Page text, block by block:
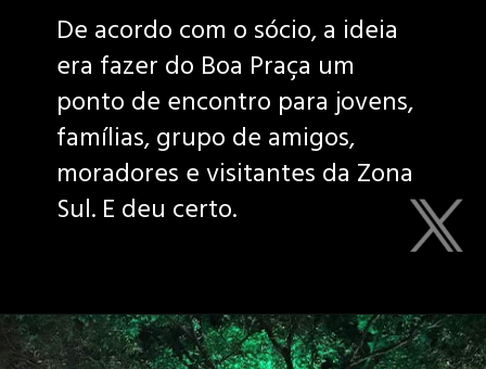
De acordo com o sócio, a ideia
era fazer do Boa Praça um
ponto de encontro para jovens,
famílias, grupo de amigos,
moradores e visitantes da Zona
Sul. E deu certo.